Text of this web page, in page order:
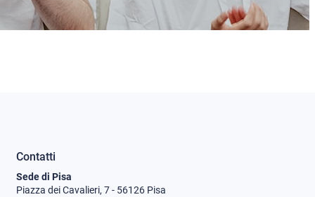
Contatti
Sede di Pisa
Piazza dei Cavalieri, 7 - 56126 Pisa